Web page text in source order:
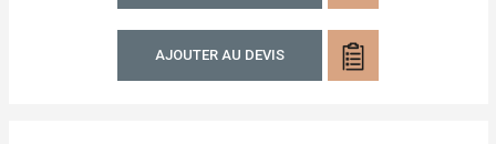
AJOUTER AU DEVIS